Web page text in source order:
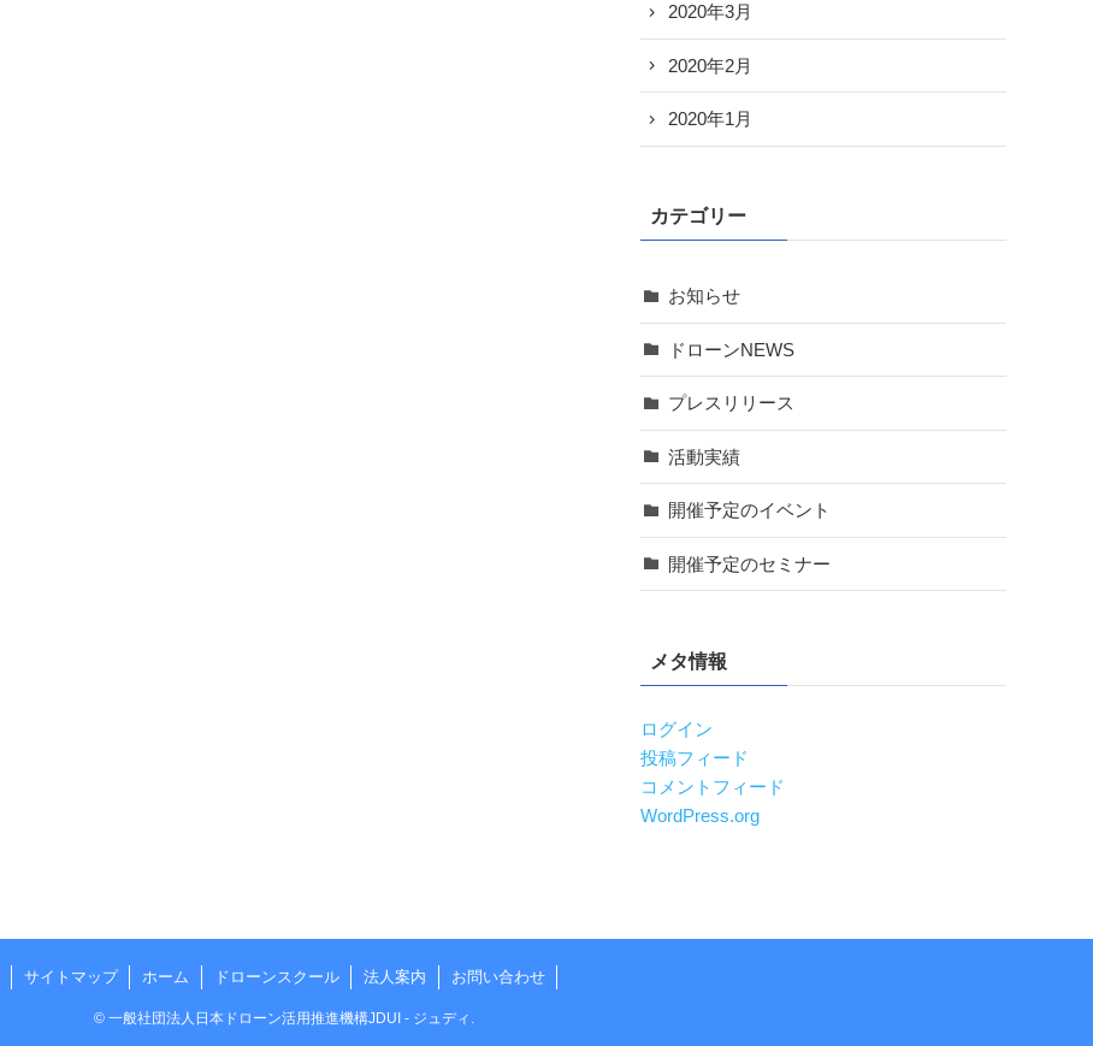
2020年3月
2020年2月
2020年1月
カテゴリー
お知らせ
ドローンNEWS
プレスリリース
活動実績
開催予定のイベント
開催予定のセミナー
メタ情報
ログイン
投稿フィード
コメントフィード
WordPress.org
サイトマップ ホーム ドローンスクール 法人案内 お問い合わせ
© 一般社団法人日本ドローン活用推進機構JDUI - ジュディ.